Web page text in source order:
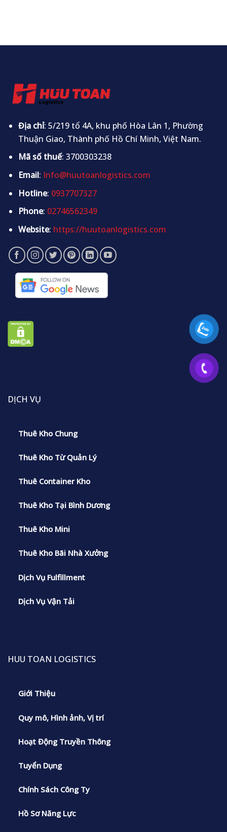
Địa chỉ: 5/219 tổ 4A, khu phố Hòa Lân 1, Phường
Thuận Giao, Thành phố Hồ Chí Minh, Việt Nam.
Mã số thuế: 3700303238
Email: Info@huutoanlogistics.com
Hotline: 0937707327
Phone: 02746562349
Website: https://huutoanlogistics.com
DỊCH VỤ
Thuê Kho Chung
Thuê Kho Từ Quản Lý
Thuê Container Kho
Thuê Kho Tại Bình Dương
Thuê Kho Mini
Thuê Kho Bãi Nhà Xưởng
Dịch Vụ Fulfillment
Dịch Vụ Vận Tải
HUU TOAN LOGISTICS
Giới Thiệu
Quy mô, Hình ảnh, Vị trí
Hoạt Động Truyền Thông
Tuyển Dụng
Chính Sách Công Ty
Hồ Sơ Năng Lực